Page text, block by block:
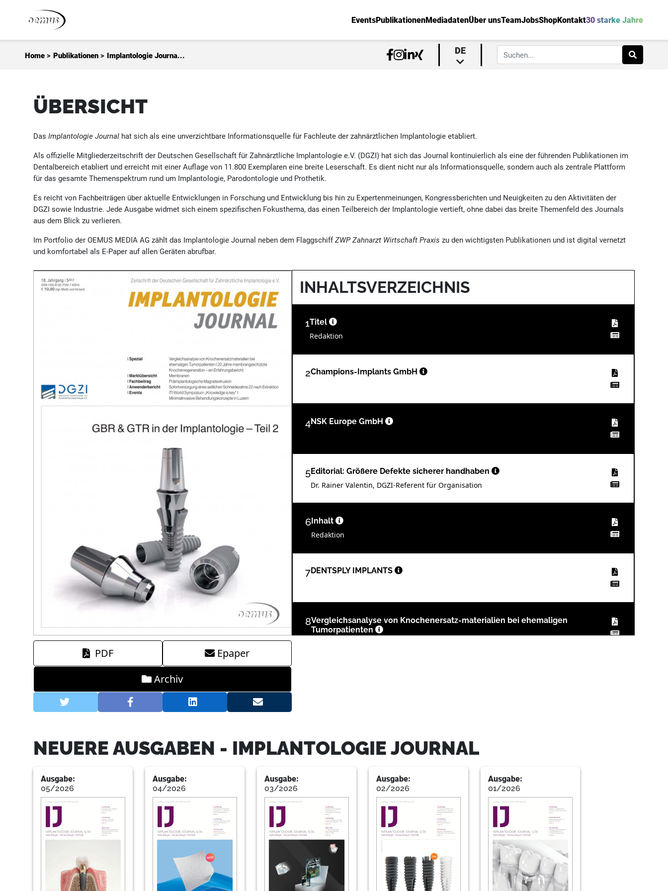
EventsPublikationenMediadatenÜber unsTeamJobsShopKontakt30 starke Jahre
Home > Publikationen > Implantologie Journa... DE
ÜBERSICHT
DasImplantologie Journal hat sich als eine unverzichtbare Informationsquelle für Fachleute der zahnärztlichen Implantologie etabliert.
Als offizielle Mitgliederzeitschrift der Deutschen Gesellschaft für Zahnärztliche Implantologie e.V. (DGZI) hat sich das Journal kontinuierlich als eine der führenden Publikationen im
Dentalbereich etabliert und erreicht mit einer Auflage von 11.800 Exemplaren eine breite Leserschaft. Es dient nicht nur als Informationsquelle, sondern auch als zentrale Plattform
für das gesamte Themenspektrum rund um Implantologie, Parodontologie und Prothetik.
Es reicht von Fachbeiträgen über aktuelle Entwicklungen in Forschung und Entwicklung bis hin zu Expertenmeinungen, Kongressberichten und Neuigkeiten zu den Aktivitäten der
DGZI sowie Industrie. Jede Ausgabe widmet sich einem spezifischen Fokusthema, das einen Teilbereich der Implantologie vertieft, ohne dabei das breite Themenfeld des Journals
aus dem Blick zu verlieren.
Im Portfolio der OEMUS MEDIA AG zählt das Implantologie Journal neben dem FlaggschiffZWP Zahnarzt Wirtschaft Praxiszu den wichtigsten Publikationen und ist digital vernetzt
und komfortabel als E-Paper auf allen Geräten abrufbar.
PDF
Epaper
Archiv
INHALTSVERZEICHNIS
1Titel
Redaktion
2Champions-Implants GmbH
4NSK Europe GmbH
5Editorial: Größere Defekte sicherer handhaben
Dr. Rainer Valentin, DGZI-Referent für Organisation
6Inhalt
Redaktion
7DENTSPLY IMPLANTS
8Vergleichsanalyse von Knochenersatz-materialien bei ehemaligen
Tumorpatienten
Geistlich Biomaterials Vertriebsgesellschaft mbH
21 Henry Schein Dental Deutschland GmbH
2220 Jahre membrangeschützte Knochen-regeneration – ein
Erfahrungsbericht
NEUERE AUSGABEN - IMPLANTOLOGIE JOURNAL
Ausgabe:
05/2026
Ausgabe:
04/2026
Ausgabe:
03/2026
Ausgabe:
02/2026
Ausgabe:
01/2026